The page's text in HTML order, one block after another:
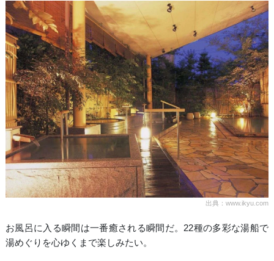
出典：www.ikyu.com
お風呂に入る瞬間は一番癒される瞬間だ。22種の多彩な湯船で
湯めぐりを心ゆくまで楽しみたい。